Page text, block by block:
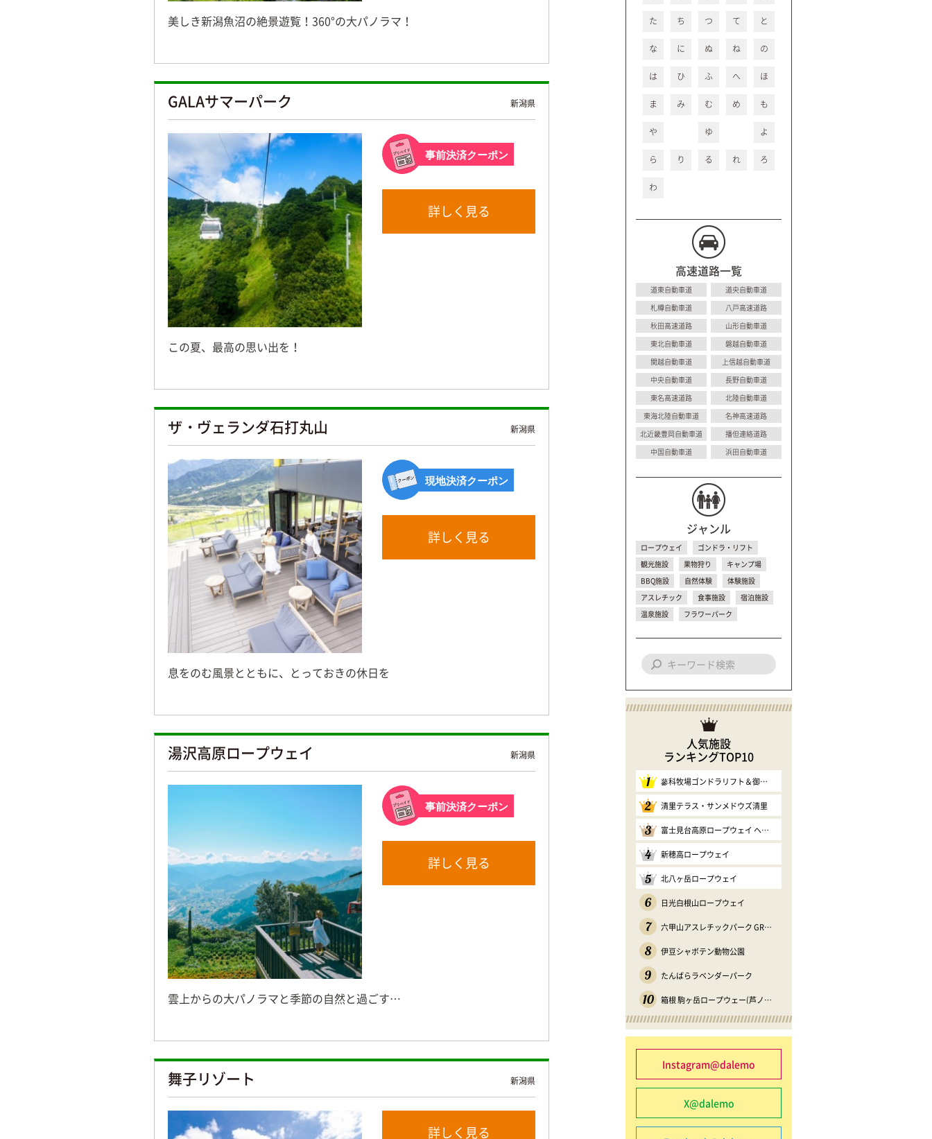
美しき新潟魚沼の絶景遊覧！360°の大パノラマ！
GALAサマーパーク 新潟県
事前決済クーポン
詳しく見る
この夏、最高の思い出を！
ザ・ヴェランダ石打丸山 新潟県
現地決済クーポン
詳しく見る
息をのむ風景とともに、とっておきの休日を
湯沢高原ロープウェイ 新潟県
事前決済クーポン
詳しく見る
雲上からの大パノラマと季節の自然と過ごす…
舞子リゾート 新潟県
詳しく見る
た ち つ て と
な に ぬ ね の
は ひ ふ へ ほ
ま み む め も
や ゆ よ
ら り る れ ろ
わ
高速道路一覧
道東自動車道
道央自動車道
札樽自動車道
八戸高速道路
秋田高速道路
山形自動車道
東北自動車道
磐越自動車道
関越自動車道
上信越自動車道
中央自動車道
長野自動車道
東名高速道路
北陸自動車道
東海北陸自動車道
名神高速道路
北近畿豊岡自動車道
播但連絡道路
中国自動車道
浜田自動車道
ジャンル
ロープウェイ
ゴンドラ・リフト
観光施設
果物狩り
キャンプ場
BBQ施設
自然体験
体験施設
アスレチック
食事施設
宿泊施設
温泉施設
フラワーパーク
人気施設
ランキングTOP10
1 蓼科牧場ゴンドラリフト＆御泉水自然園
2 清里テラス・サンメドウズ清里
3 富士見台高原ロープウェイ ヘブンスそのはら
4 新穂高ロープウェイ
5 北八ヶ岳ロープウェイ
6 日光白根山ロープウェイ
7 六甲山アスレチックパーク GREENIA
8 伊豆シャボテン動物公園
9 たんばらラベンダーパーク
10 箱根 駒ヶ岳ロープウェー(芦ノソラ)
Instagram@dalemo
X@dalemo